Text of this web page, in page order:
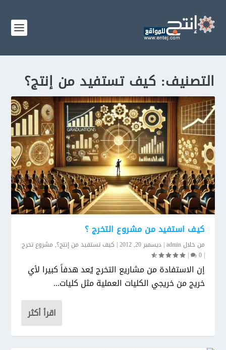
التصنيف: كيف تستفيد من إنتج؟
كيف استفيد من مشروع التخرج ؟
من خلالadmin
|ديسمبر 20, 2012 | كيف تستفيد من إنتج؟, مشروع تخرج
|
0
|
إن الاستفادة من مشاريع التخرج يُعد هدفاً كبيرا لأي
خريج من خريجي الكليات العملية مثل كليات...
اقرأ أكثر